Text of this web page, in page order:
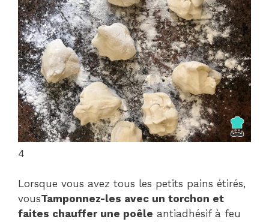
4
Lorsque vous avez tous les petits pains étirés,
vousTamponnez-les avec un torchon et
faites chauffer une poêle antiadhésif à feu